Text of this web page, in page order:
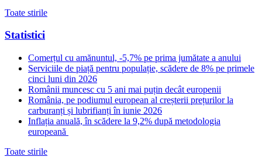
Toate stirile
Statistici
Comerțul cu amănuntul, -5,7% pe prima jumătate a anului
Serviciile de piață pentru populație, scădere de 8% pe primele
cinci luni din 2026
Românii muncesc cu 5 ani mai puțin decât europenii
România, pe podiumul european al creșterii prețurilor la
carburanți și lubrifianți în iunie 2026
Inflația anuală, în scădere la 9,2% după metodologia
europeană
Toate stirile